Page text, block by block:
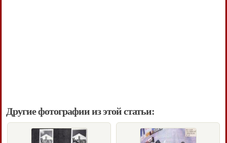
Другие фотографии из этой статьи: